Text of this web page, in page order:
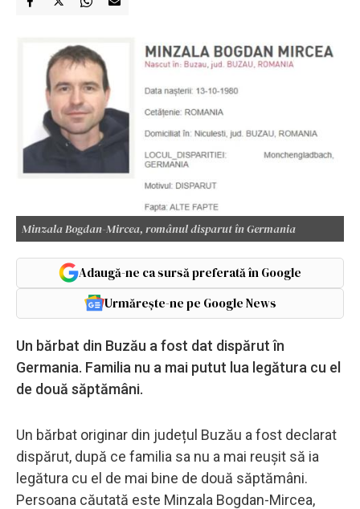
Minzala Bogdan-Mircea, românul disparut în Germania
Adaugă-ne ca sursă preferată în Google
Urmărește-ne pe Google News
Un bărbat din Buzău a fost dat dispărut în
Germania. Familia nu a mai putut lua legătura cu el
de două săptămâni.
Un bărbat originar din județul Buzău a fost declarat
dispărut, după ce familia sa nu a mai reușit să ia
legătura cu el de mai bine de două săptămâni.
Persoana căutată este Minzala Bogdan-Mircea,